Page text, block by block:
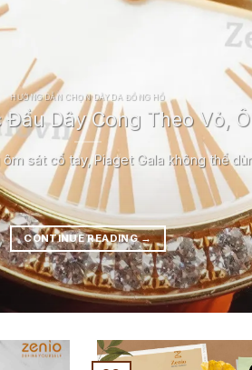
HƯỚNG DẪN CHỌN DÂY DA ĐỒNG HỒ
Dây Cong Theo Vỏ,
sát cổ tay, Piaget Gala không thể
CONTINUE READING→